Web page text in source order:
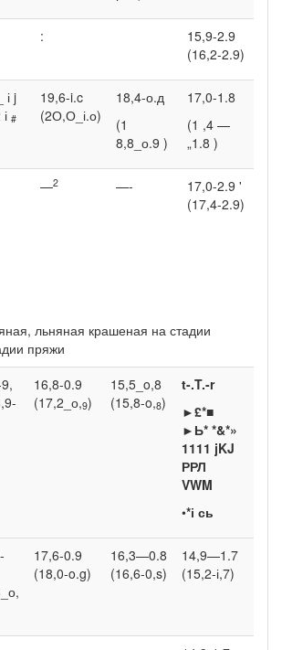
:
15,9-2.9
(16,2-2.9)
і j
#
19,6-i.c
(2О,О_і.о)
18,4-о.д
(1
8,8_о.9 )
17,0-1.8
(1 ,4 —
„1.8 )
—2 —-
17,0-2.9 '
(17,4-2.9)
льняная крашеная на стадии
пряжи
16,8-0.9
(17,2_о,9)
15,5_o,8
(15,8-o,8)
t-.T.-r
►£*■
►Ь* *&*»
1111 jKJ
РРЛ
VWM
•*і сь
17,6-0.9
(18,0-o.g)
16,3—0.8
(16,6-0,s)
14,9—1.7
(15,2-і,7)